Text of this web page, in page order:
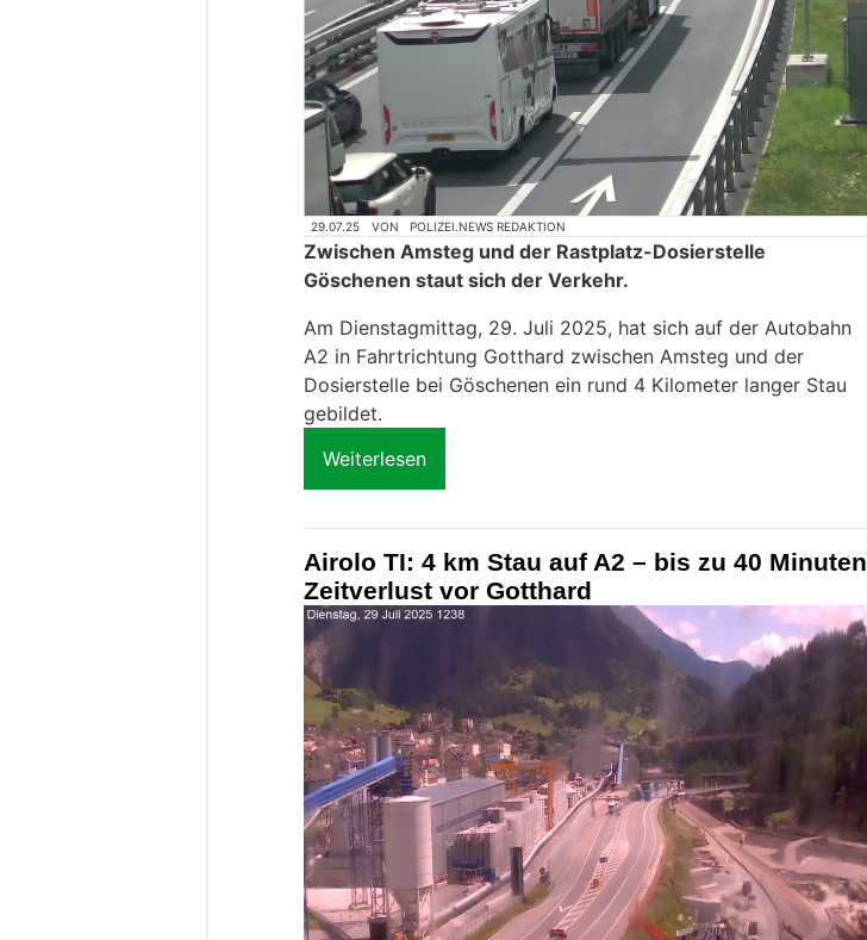
29.07.25 VON POLIZEI.NEWS REDAKTION
Zwischen Amsteg und der Rastplatz-Dosierstelle
Göschenen staut sich der Verkehr.
Am Dienstagmittag, 29. Juli 2025, hat sich auf der Autobahn
A2 in Fahrtrichtung Gotthard zwischen Amsteg und der
Dosierstelle bei Göschenen ein rund 4 Kilometer langer Stau
gebildet.
Weiterlesen
Airolo TI: 4 km Stau auf A2 – bis zu 40 Minuten
Zeitverlust vor Gotthard